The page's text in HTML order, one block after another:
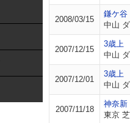
2008/03/15
鎌ケ谷
中山
2007/12/15
3歳上
中山
2007/12/01
3歳上
中山
2007/11/18
神奈新
東京